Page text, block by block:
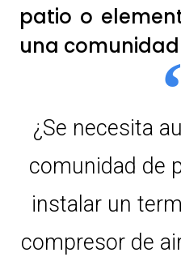
patio o
una
¿Se necesita
comunidad de
instalar un
compresor de